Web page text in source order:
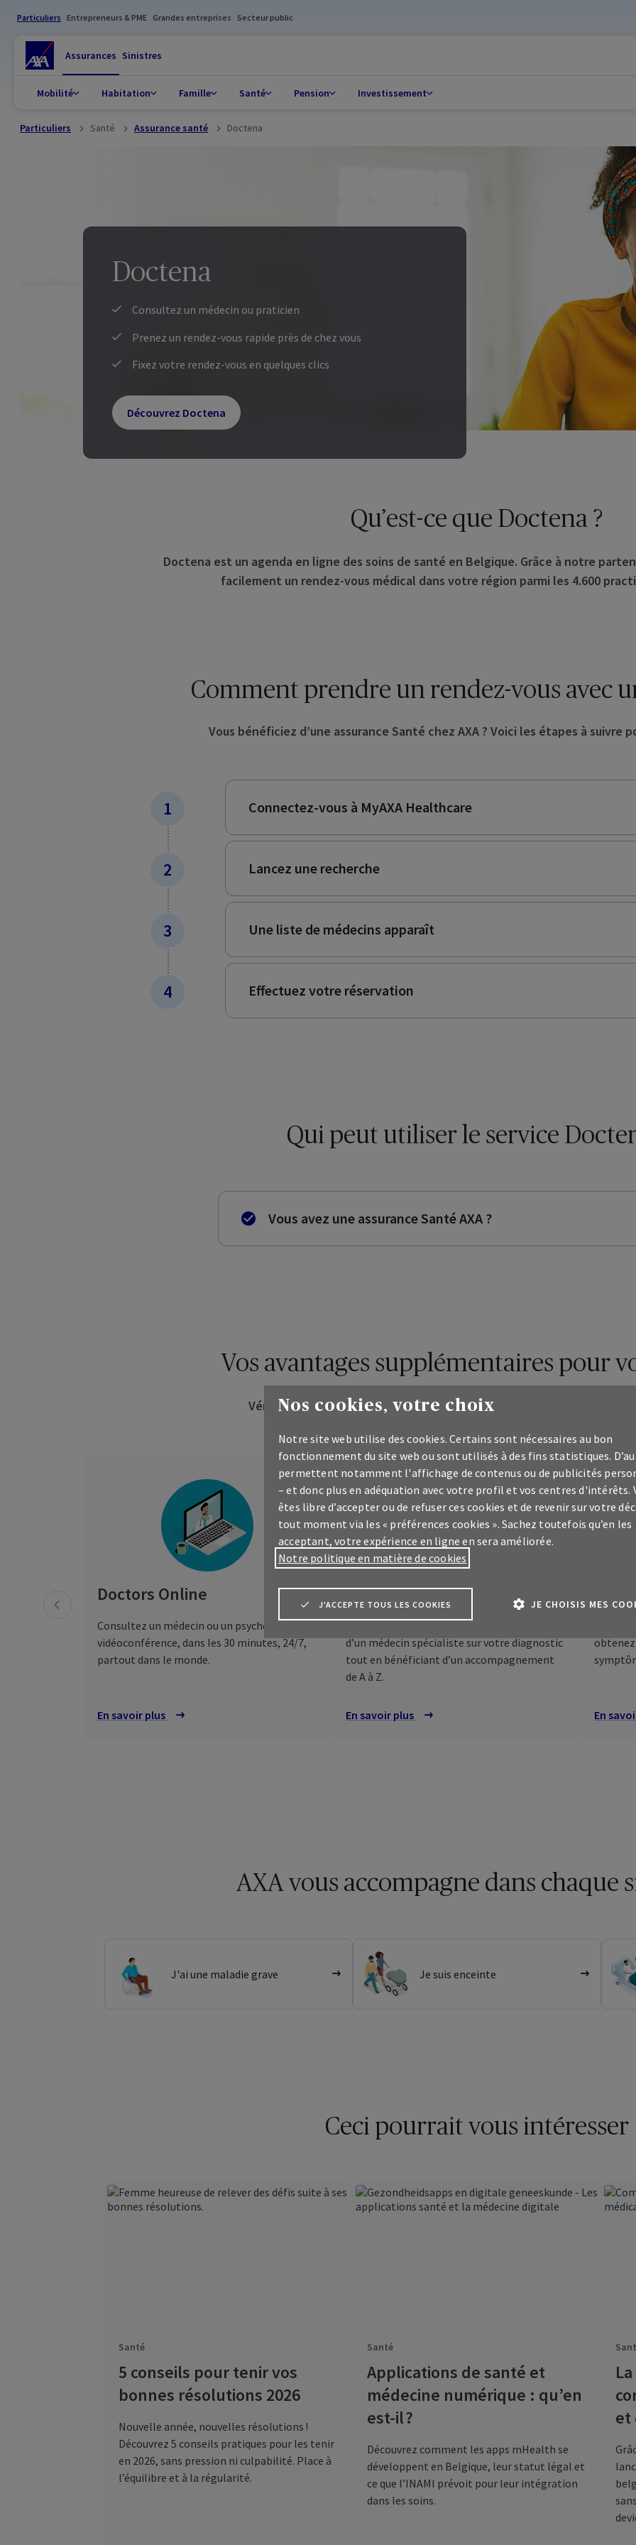
Particuliers Entrepreneurs & PME Grandes entreprises Secteur public
Assurances Sinistres
Mobilité Habitation Famille Santé Pension Investissement
MyAXA Healthcare
Gérez facilement votre
MyAXA ?
Particuliers Santé Assurance santé Doctena
Doctena
Consultez un médecin ou praticien
Prenez un rendez-vous rapide près de chez vous
Fixez votre rendez-vous en quelques clics
Découvrez Doctena
Qu’est-ce que Doctena ?
Doctena est un agenda en ligne des soins de santé en Belgique. Grâce à notre
facilement un rendez-vous médical dans votre région parmi les 4.600
Comment prendre un rendez-vous avec
Vous bénéficiez d’une assurance Santé chez AXA ? Voici les étapes à suivre
Connectez-vous à MyAXA Healthcare
Lancez une recherche
Une liste de médecins apparaît
Effectuez votre réservation
Qui peut utiliser le service
Vous avez une assurance Santé AXA ?
Vos avantages supplémentaires pour
Vérifiez si vous bénéficiez de ces services sur votre plateforme
Doctors Online
Consultez un médecin ou un psychologue par
vidéoconférence, dans les 30 minutes, 24/7,
partout dans le monde.
En savoir plus sur
Second avis médical
d’un médecin spécialiste sur votre diagnostic
tout en bénéficiant d’un accompagnement
de A à Z.
En savoir plus sur le second avis médical
obtenez
En
AXA vous accompagne dans chaque
J'ai une maladie grave Je suis enceinte
Ceci pourrait vous intéresser
Santé
5 conseils pour tenir vos
bonnes résolutions 2026
Nouvelle année, nouvelles résolutions !
Découvrez 5 conseils pratiques pour les tenir
en 2026, sans pression ni culpabilité. Place à
l’équilibre et à la régularité.
Santé
Applications de santé et
médecine numérique : qu’en
est-il ?
Découvrez comment les apps mHealth se
développent en Belgique, leur statut légal et
ce que l’INAMI prévoit pour leur intégration
dans les soins.
et
Nos cookies, votre choix
Notre site web utilise des cookies. Certains sont nécessaires au bon
fonctionnement du site web ou sont utilisés à des fins statistiques.
permettent notamment l'affichage de contenus ou de publicités
– et donc plus en adéquation avec votre profil et vos centres d'intérêts.
êtes libre d’accepter ou de refuser ces cookies et de revenir sur votre
tout moment via les « préférences cookies ». Sachez toutefois qu’en les
acceptant, votre expérience en ligne en sera améliorée.
Notre politique en matière de cookies
J'ACCEPTE TOUS LES COOKIES JE CHOISIS MES